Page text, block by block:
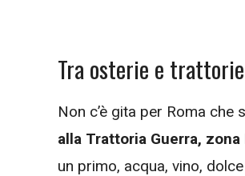
Tra osterie e
Non c’è gita per Roma
alla Trattoria Guerra,
un primo, acqua, vino,